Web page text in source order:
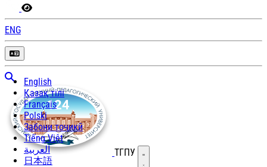
ENG
English
Қазақ тілі
Français
Polski
Забони тоҷикӣ
Tiếng Việt
العربية
日本語
ТГПУ Открыть меню